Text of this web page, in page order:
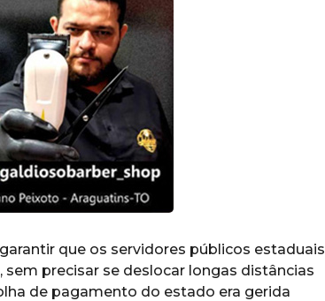
que os servidores públicos estaduais
precisar se deslocar longas distâncias
de pagamento do estado era gerida